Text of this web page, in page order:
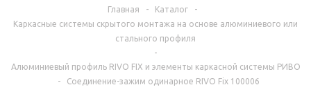
Главная - Каталог
-
Каркасные системы скрытого монтажа на основе алюминиевого или
стального профиля
-
Алюминиевый профиль RIVO FIX и элементы каркасной системы РИВО
-
Соединение-зажим одинарное RIVO Fix 100006